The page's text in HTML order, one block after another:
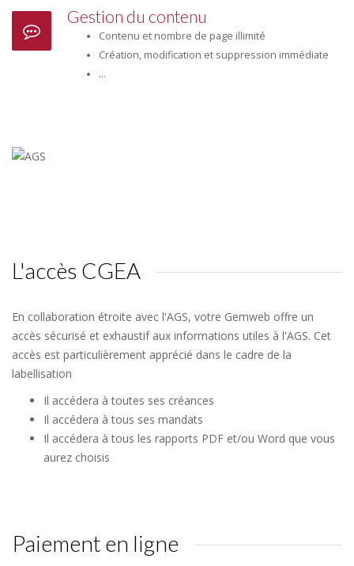
Gestion du contenu
Contenu et nombre de page illimité
Création, modification et suppression immédiate
...
L'accès CGEA
En collaboration étroite avec l'AGS, votre Gemweb offre un
accès sécurisé et exhaustif aux informations utiles à l'AGS. Cet
accès est particulièrement apprécié dans le cadre de la
labellisation
Il accédera à toutes ses créances
Il accédera à tous ses mandats
Il accédera à tous les rapports PDF et/ou Word que vous
aurez choisis
Paiement en ligne